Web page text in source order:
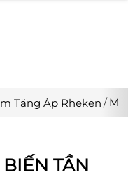
Tăng Áp Rheken
TẦN